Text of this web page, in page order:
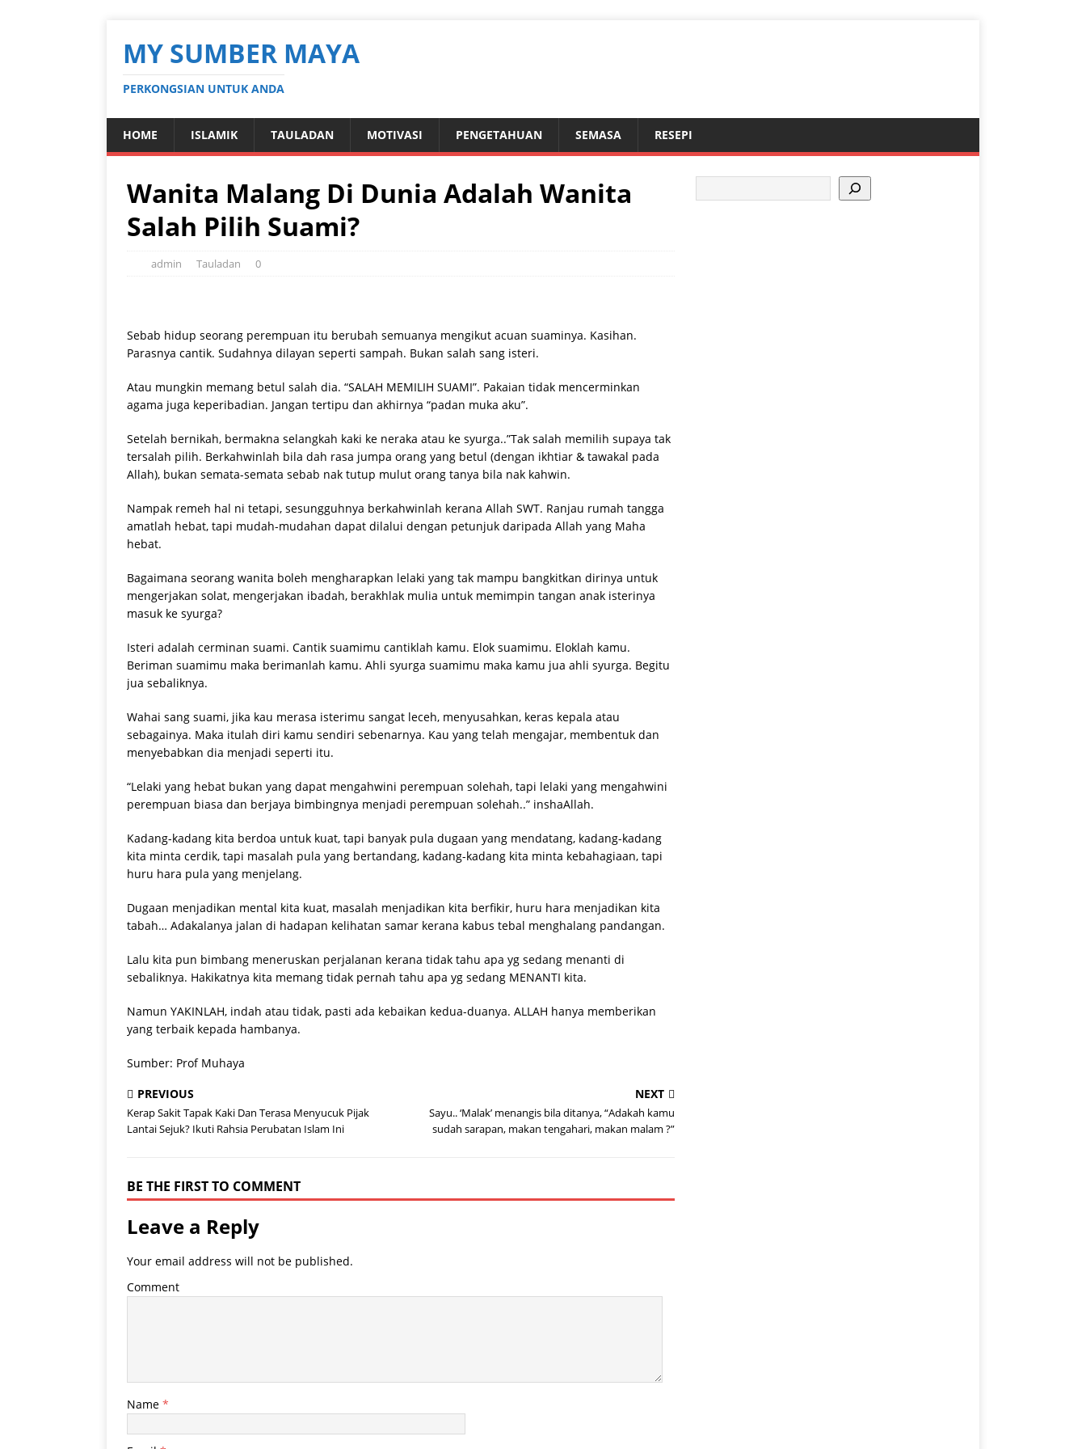
MY SUMBER MAYA
PERKONGSIAN UNTUK ANDA
HOME ISLAMIK TAULADAN MOTIVASI PENGETAHUAN SEMASA RESEPI
Wanita Malang Di Dunia Adalah Wanita
Salah Pilih Suami?
admin Tauladan 0
Sebab hidup seorang perempuan itu berubah semuanya mengikut acuan suaminya. Kasihan.
Parasnya cantik. Sudahnya dilayan seperti sampah. Bukan salah sang isteri.
Atau mungkin memang betul salah dia. “SALAH MEMILIH SUAMI”. Pakaian tidak mencerminkan
agama juga keperibadian. Jangan tertipu dan akhirnya “padan muka aku”.
Setelah bernikah, bermakna selangkah kaki ke neraka atau ke syurga..”Tak salah memilih supaya tak
tersalah pilih. Berkahwinlah bila dah rasa jumpa orang yang betul (dengan ikhtiar & tawakal pada
Allah), bukan semata-semata sebab nak tutup mulut orang tanya bila nak kahwin.
Nampak remeh hal ni tetapi, sesungguhnya berkahwinlah kerana Allah SWT. Ranjau rumah tangga
amatlah hebat, tapi mudah-mudahan dapat dilalui dengan petunjuk daripada Allah yang Maha
hebat.
Bagaimana seorang wanita boleh mengharapkan lelaki yang tak mampu bangkitkan dirinya untuk
mengerjakan solat, mengerjakan ibadah, berakhlak mulia untuk memimpin tangan anak isterinya
masuk ke syurga?
Isteri adalah cerminan suami. Cantik suamimu cantiklah kamu. Elok suamimu. Eloklah kamu.
Beriman suamimu maka berimanlah kamu. Ahli syurga suamimu maka kamu jua ahli syurga. Begitu
jua sebaliknya.
Wahai sang suami, jika kau merasa isterimu sangat leceh, menyusahkan, keras kepala atau
sebagainya. Maka itulah diri kamu sendiri sebenarnya. Kau yang telah mengajar, membentuk dan
menyebabkan dia menjadi seperti itu.
“Lelaki yang hebat bukan yang dapat mengahwini perempuan solehah, tapi lelaki yang mengahwini
perempuan biasa dan berjaya bimbingnya menjadi perempuan solehah..” inshaAllah.
Kadang-kadang kita berdoa untuk kuat, tapi banyak pula dugaan yang mendatang, kadang-kadang
kita minta cerdik, tapi masalah pula yang bertandang, kadang-kadang kita minta kebahagiaan, tapi
huru hara pula yang menjelang.
Dugaan menjadikan mental kita kuat, masalah menjadikan kita berfikir, huru hara menjadikan kita
tabah… Adakalanya jalan di hadapan kelihatan samar kerana kabus tebal menghalang pandangan.
Lalu kita pun bimbang meneruskan perjalanan kerana tidak tahu apa yg sedang menanti di
sebaliknya. Hakikatnya kita memang tidak pernah tahu apa yg sedang MENANTI kita.
Namun YAKINLAH, indah atau tidak, pasti ada kebaikan kedua-duanya. ALLAH hanya memberikan
yang terbaik kepada hambanya.
Sumber: Prof Muhaya
PREVIOUS
Kerap Sakit Tapak Kaki Dan Terasa Menyucuk Pijak
Lantai Sejuk? Ikuti Rahsia Perubatan Islam Ini
NEXT
Sayu.. ‘Malak’ menangis bila ditanya, “Adakah kamu
sudah sarapan, makan tengahari, makan malam ?”
BE THE FIRST TO COMMENT
Leave a Reply
Your email address will not be published.
Comment
Name *